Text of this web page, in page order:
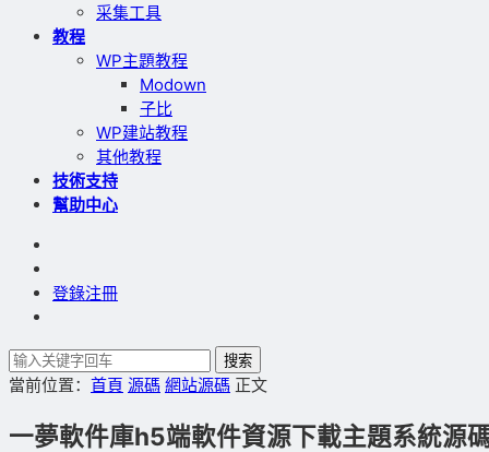
采集工具
教程
WP主題教程
Modown
子比
WP建站教程
其他教程
技術支持
幫助中心
登錄注冊
搜索
當前位置： 首頁 源碼 網站源碼 正文
一夢軟件庫h5端軟件資源下載主題系統源